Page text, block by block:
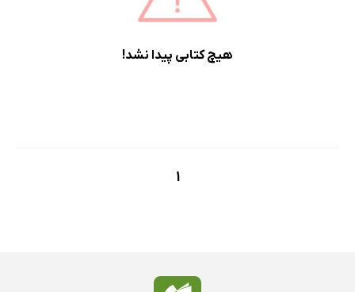
پربحث‌ها
هیچ کتابی پیدا نشد!
1